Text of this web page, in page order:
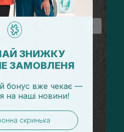
ЗНИЖКУ
ЗАМОВЛЕНЯ
бонус вже чекає —
на наші новини!